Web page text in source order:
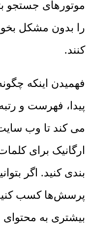
موتورهای جستجو
را بدون مشکل
کنند.
فهمیدن اینکه
پیدا، فهرست و
می کند تا وب
ارگانیک برای
بندی کنید. اگر
پرسش‌ها کسب
بیشتری به